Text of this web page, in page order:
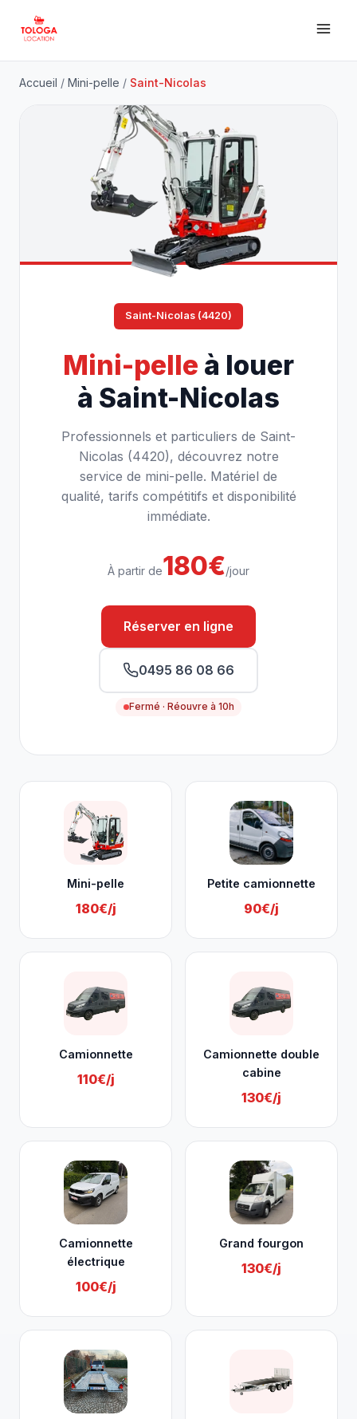
Accueil / Mini-pelle / Saint-Nicolas
Saint-Nicolas (4420)
Mini-pelle à louer
à Saint-Nicolas
Professionnels et particuliers de Saint-
Nicolas (4420), découvrez notre
service de mini-pelle. Matériel de
qualité, tarifs compétitifs et disponibilité
immédiate.
À partir de180€/jour
Réserver en ligne
0495 86 08 66
Fermé · Réouvre à 10h
Mini-pelle
180€/j
Petite camionnette
90€/j
Camionnette
110€/j
Camionnette double
cabine
130€/j
Camionnette
électrique
100€/j
Grand fourgon
130€/j